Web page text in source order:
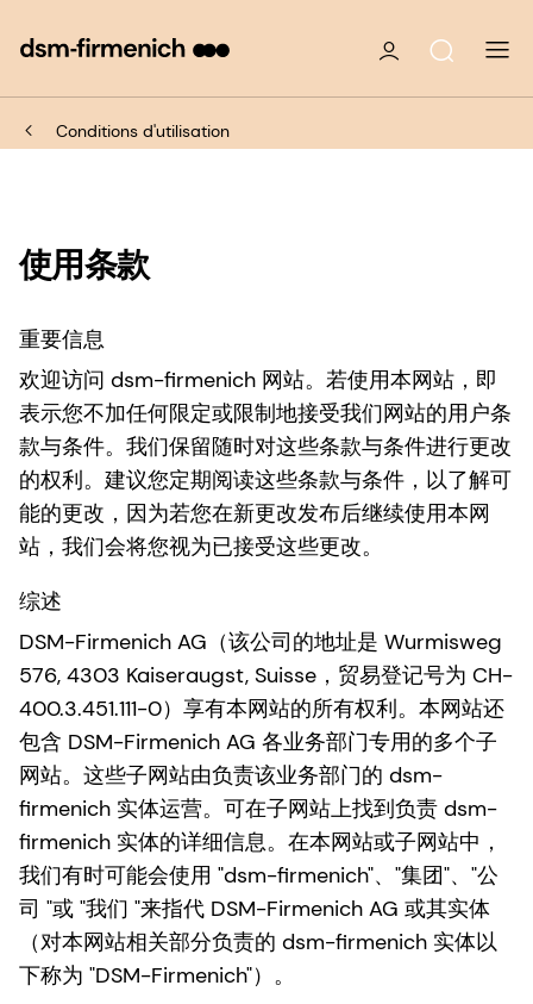
Conditions d'utilisation
使用条款
重要信息
欢迎访问 dsm-firmenich 网站。若使用本网站，即
表示您不加任何限定或限制地接受我们网站的用户条
款与条件。我们保留随时对这些条款与条件进行更改
的权利。建议您定期阅读这些条款与条件，以了解可
能的更改，因为若您在新更改发布后继续使用本网
站，我们会将您视为已接受这些更改。
综述
DSM-Firmenich AG（该公司的地址是 Wurmisweg
576, 4303 Kaiseraugst, Suisse，贸易登记号为 CH-
400.3.451.111-0）享有本网站的所有权利。本网站还
包含 DSM-Firmenich AG 各业务部门专用的多个子
网站。这些子网站由负责该业务部门的 dsm-
firmenich 实体运营。可在子网站上找到负责 dsm-
firmenich 实体的详细信息。在本网站或子网站中，
我们有时可能会使用 "dsm-firmenich"、"集团"、"公
司 "或 "我们 "来指代 DSM-Firmenich AG 或其实体
（对本网站相关部分负责的 dsm-firmenich 实体以
下称为 "DSM-Firmenich"）。